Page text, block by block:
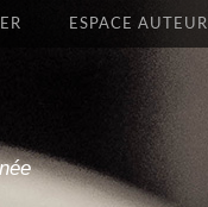
ESPACE